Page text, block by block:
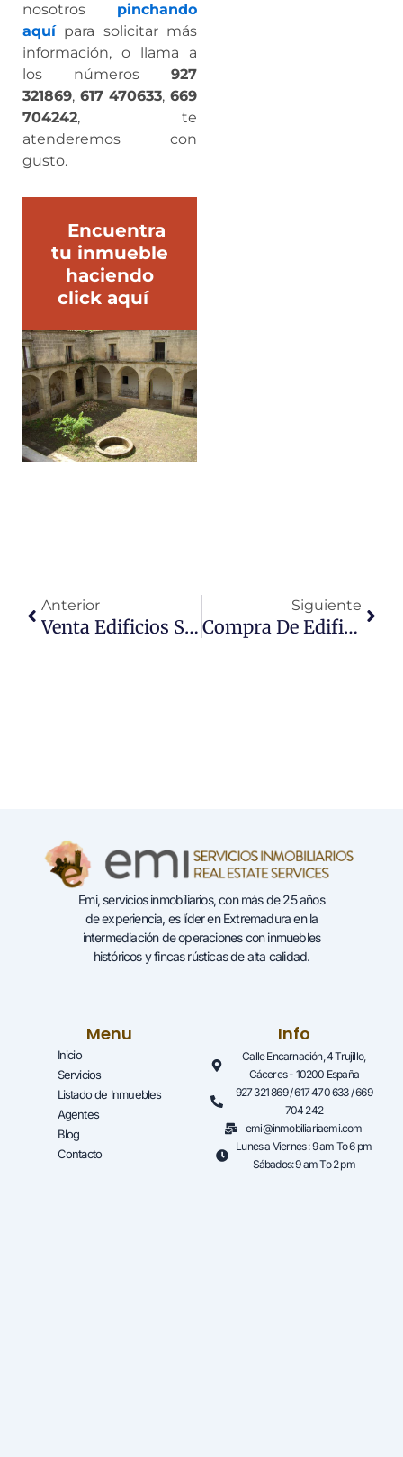
nosotros pinchando
aquípara solicitar más
información, o llama a
los números 927
321869, 617 470633, 669
704242, te
atenderemos con
gusto.
Encuentra
tu inmueble
haciendo
click aquí
Anterior
Venta Edificios Singulares Extremadura
Siguiente
Compra De Edificios Singulares En Caceres
Emi, servicios inmobiliarios, con más de 25 años
de experiencia, es líder en Extremadura en la
intermediación de operaciones con inmuebles
históricos y fincas rústicas de alta calidad.
Menu
Inicio
Servicios
Listado de Inmuebles
Agentes
Blog
Contacto
Info
Calle Encarnación, 4 Trujillo,
Cáceres - 10200 España
927 321 869 / 617 470 633 / 669
704 242
emi@inmobiliariaemi.com
Lunes a Viernes : 9 am To 6 pm
Sábados: 9 am To 2 pm